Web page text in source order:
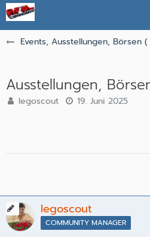
Events, Ausstellungen, Börsen
Ausstellungen,
legoscout
19. Juni 2025
legoscout
COMMUNITY MANAGER